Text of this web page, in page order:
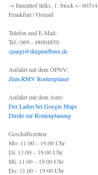
-> Innenhof links, 1. Stock <- 60314
Frankfurt / Ostend
Telefon und E-Mail:
Tel.: 069 - 48004850
spangi@deependbmx.de
Anfahrt mit dem ÖPNV:
Zum RMV Routenplaner
Anfahrt mit dem Auto:
Der Laden bei Google Maps
Direkt zur Routenplanung
Geschäftszeiten:
Mo: 11.00 – 19.00 Uhr
Di: 11.00 – 19.00 Uhr
Mi: 11.00 – 19.00 Uhr
Do: 11.00 – 19.00 Uhr